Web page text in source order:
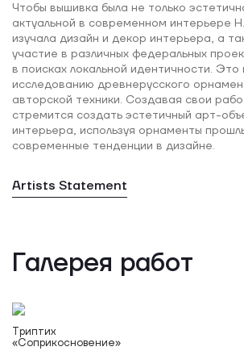
Чтобы вышивка была не только
актуальной в современном интерьере
изучала дизайн и декор интерьера, а
участие в различных федеральных
в поисках локальной идентичности. Это
исследованию древнерусского
авторской техники. Создавая свои
стремится создать эстетичный арт-
интерьера, используя орнаменты
современные тенденции в дизайне.
Artists Statement
Галерея работ
Триптих
«Соприкосновение»